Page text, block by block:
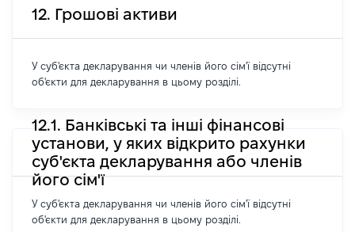
12. Грошові активи
У суб'єкта декларування чи членів його сім'ї відсутні
об'єкти для декларування в цьому розділі.
12.1. Банківські та інші фінансові
установи, у яких відкрито рахунки
суб'єкта декларування або членів
його сім'ї
У суб'єкта декларування чи членів його сім'ї відсутні
об'єкти для декларування в цьому розділі.